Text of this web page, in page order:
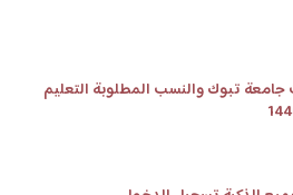
تبوك والنسب المطلوبة التعليم